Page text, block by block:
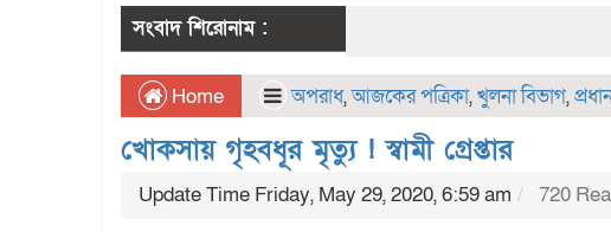
সংবাদ শিরোনাম :
Home অপরাধ,আজকের পত্রিকা,খুলনা বিভাগ,
খোকসায় গৃহবধূর মৃত্যু ! স্বামী গ্রেপ্তার
Update Time Friday, May 29, 2020, 6:59 am 720